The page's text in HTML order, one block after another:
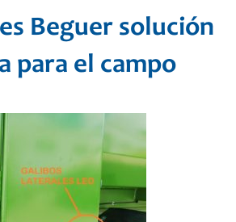
Beguer solución
para el campo